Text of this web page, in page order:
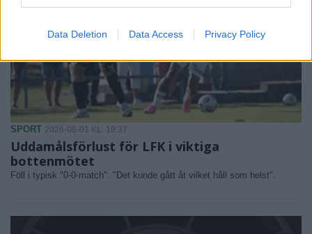
Data Deletion Data Access Privacy Policy
SPORT 2026-08-01 KL. 19:37
Uddamålsförlust för LFK i viktiga
bottenmötet
Föll i typisk "0-0-match": "Det kunde gått åt vilket håll som helst".